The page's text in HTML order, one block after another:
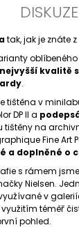
DISKUZE
tak, jak je znáte
kvalitě
.
tištěna v
DP II a
tištěny na
Fine Art
a doplněné o
s rámem
Nielsen.
v
téměř
pohled.